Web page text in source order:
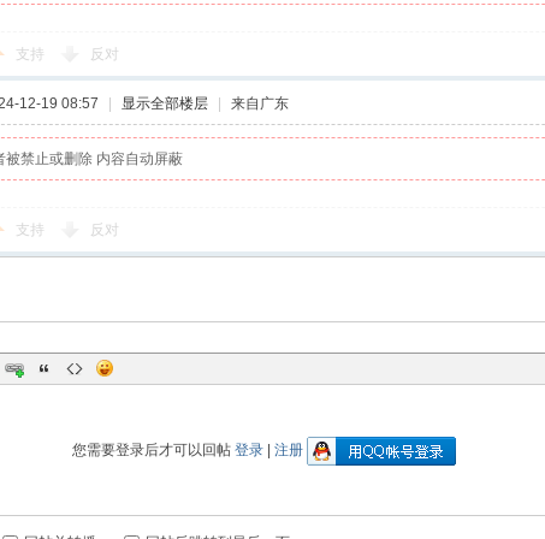
支持 反对
12-19 08:57 显示全部楼层 来自广东
被禁止或删除 内容自动屏蔽
支持 反对
您需要登录后才可以回帖 登录 注册